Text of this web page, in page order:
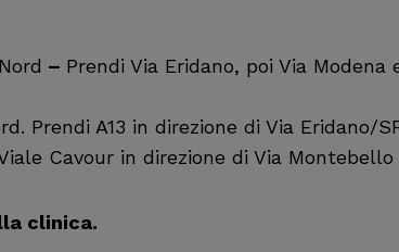
– Prendi Via Eridano, poi Via
Prendi A13 in direzione di Via Eridano/
Cavour in direzione di Via Montebello
clinica.